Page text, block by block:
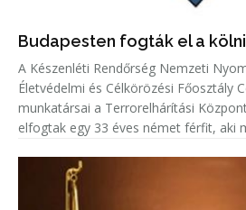
Budapesten fogták el a
A Készenléti Rendőrség Nemzeti
Életvédelmi és Célkörözési Főosztály
munkatársai a Terrorelhárítási
elfogtak egy 33 éves német férfit, aki